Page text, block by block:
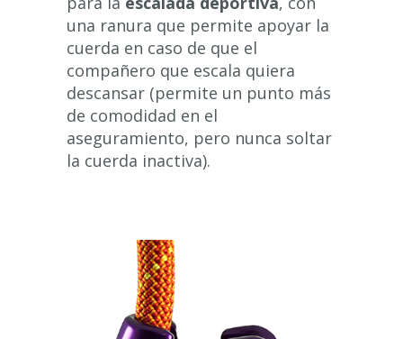
una ranura que permite apoyar la
cuerda en caso de que el
compañero que escala quiera
descansar (permite un punto más
de comodidad en el
aseguramiento, pero nunca soltar
la cuerda inactiva).